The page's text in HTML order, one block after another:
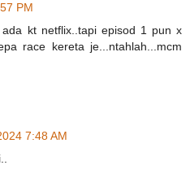
PM
kt netflix..tapi episod 1 pun x
race kereta je...ntahlah...mcm
7:48 AM